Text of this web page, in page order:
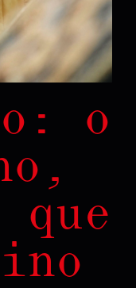
o
que